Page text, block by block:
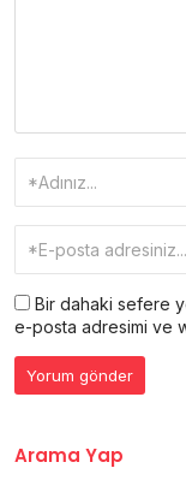
Bir dahaki sefere
e-posta adresimi ve
Arama Yap